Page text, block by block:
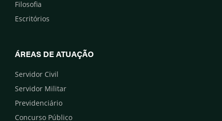
Filosofia
Escritórios
ÁREAS DE ATUAÇÃO
Servidor Civil
Servidor Militar
Previdenciário
Concurso Público